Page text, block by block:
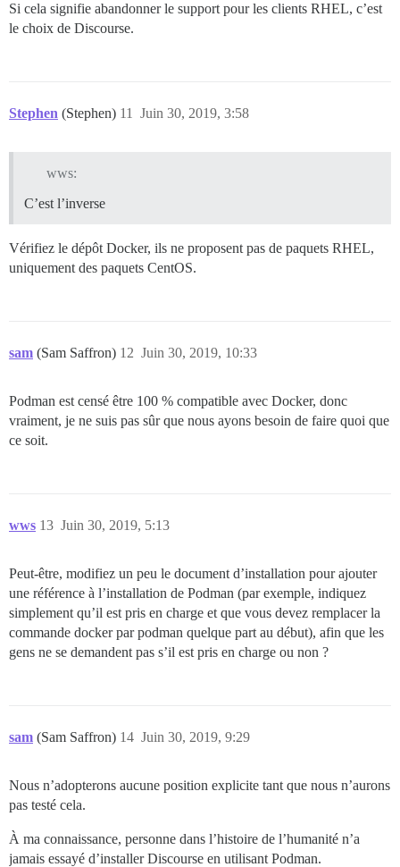
Si cela signifie abandonner le support pour les clients RHEL, c’est
le choix de Discourse.
Stephen (Stephen) Juin 30, 2019, 3:58
11
wws:
C’est l’inverse
Vérifiez le dépôt Docker, ils ne proposent pas de paquets RHEL,
uniquement des paquets CentOS.
sam (Sam Saffron) Juin 30, 2019, 10:33
12
Podman est censé être 100 % compatible avec Docker, donc
vraiment, je ne suis pas sûr que nous ayons besoin de faire quoi que
ce soit.
wws Juin 30, 2019, 5:13
13
Peut-être, modifiez un peu le document d’installation pour ajouter
une référence à l’installation de Podman (par exemple, indiquez
simplement qu’il est pris en charge et que vous devez remplacer la
commande docker par podman quelque part au début), afin que les
gens ne se demandent pas s’il est pris en charge ou non ?
sam (Sam Saffron) Juin 30, 2019, 9:29
14
Nous n’adopterons aucune position explicite tant que nous n’aurons
pas testé cela.
À ma connaissance, personne dans l’histoire de l’humanité n’a
jamais essayé d’installer Discourse en utilisant Podman.